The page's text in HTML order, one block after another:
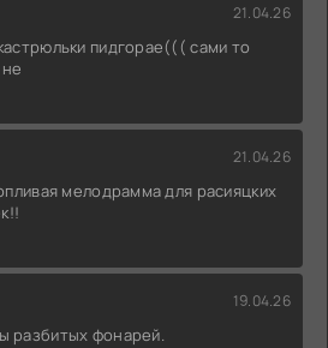
21.04.26
пидгорае((( сами то
21.04.26
мелодрамма для расияцких
19.04.26
разбитых фонарей.